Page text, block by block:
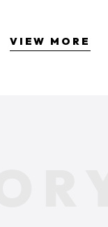
VIEW MORE